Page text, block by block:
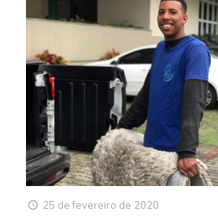
25 de fevereiro de 2020